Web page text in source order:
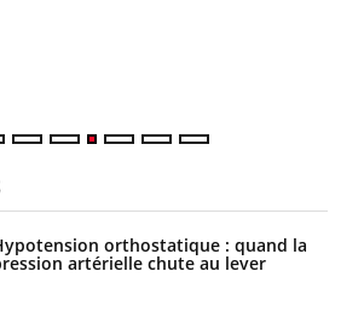
orthostatique : quand la
artérielle chute au lever